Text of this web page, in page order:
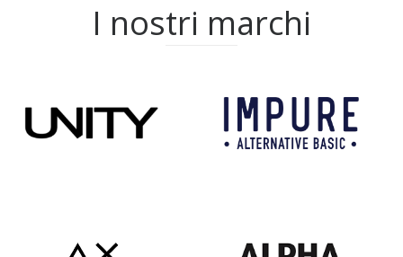
I nostri marchi